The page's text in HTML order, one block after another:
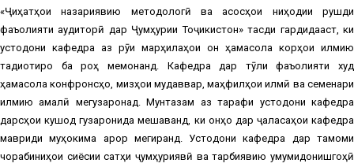
«Ҷиҳатҳои назариявию методологӣ ва асосҳои ниҳодии рушди
фаъолияти аудиторӣ дар Ҷумҳурии Тоҷикистон» тасдиқ гардидааст, ки
устодони кафедра аз рӯи марҳилаҳои он ҳамасола корҳои илмию
тадқиқотиро ба роҳ мемонанд. Кафедра дар тӯли фаъолияти худ
ҳамасола конфронсҳо, мизҳои мудаввар, маҳфилҳои илмӣ ва семенари
илмию амалӣ мегузаронад. Мунтазам аз тарафи устодони кафедра
дарсҳои кушод гузаронида мешаванд, ки онҳо дар ҷаласаҳои кафедра
мавриди муҳокима қарор мегиранд. Устодони кафедра дар тамоми
чорабиниҳои сиёсии сатҳи ҷумҳуриявӣ ва тарбиявию умумидонишгоҳӣ